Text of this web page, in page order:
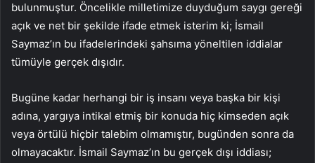
bulunmuştur. Öncelikle milletimize duyduğum saygı gereği
açık ve net bir şekilde ifade etmek isterim ki; İsmail
Saymaz’ın bu ifadelerindeki şahsıma yöneltilen iddialar
tümüyle gerçek dışıdır.
Bugüne kadar herhangi bir iş insanı veya başka bir kişi
adına, yargıya intikal etmiş bir konuda hiç kimseden açık
veya örtülü hiçbir talebim olmamıştır, bugünden sonra da
olmayacaktır. İsmail Saymaz’ın bu gerçek dışı iddiası;